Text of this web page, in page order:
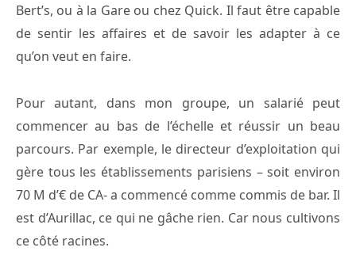
Bert’s, ou à la Gare ou chez Quick. Il faut être capable
de sentir les affaires et de savoir les adapter à ce
qu’on veut en faire.
Pour autant, dans mon groupe, un salarié peut
commencer au bas de l’échelle et réussir un beau
parcours. Par exemple, le directeur d’exploitation qui
gère tous les établissements parisiens – soit environ
70 M d’€ de CA- a commencé comme commis de bar. Il
est d’Aurillac, ce qui ne gâche rien. Car nous cultivons
ce côté racines.